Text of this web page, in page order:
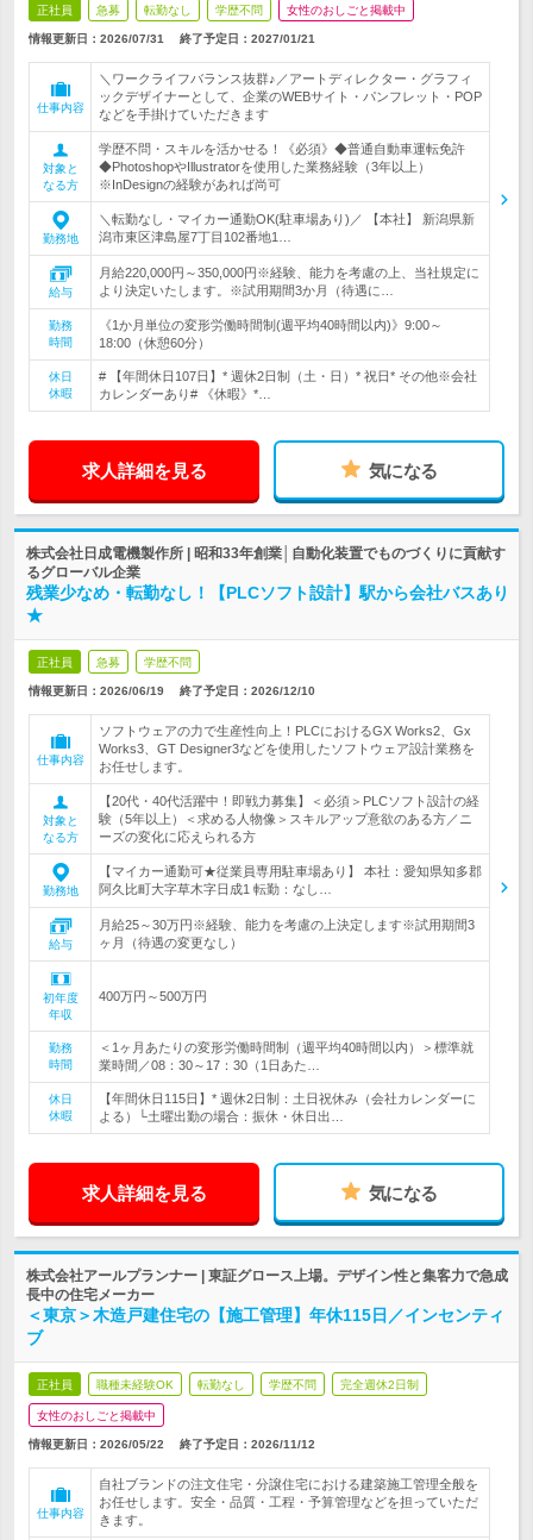
正社員 急募 転勤なし 学歴不問 女性のおしごと掲載中
情報更新日：2026/07/31 終了予定日： 2027/01/21
仕事内容
＼ワークライフバランス抜群♪／アートディレクター・グラフィ
ックデザイナーとして、企業のWEBサイト・パンフレット・POP
などを手掛けていただきます
対象と
なる方
学歴不問・スキルを活かせる！《必須》◆普通自動車運転免許
◆PhotoshopやIllustratorを使用した業務経験（3年以上）
※InDesignの経験があれば尚可
勤務地
＼転勤なし・マイカー通勤OK(駐車場あり)／ 【本社】 新潟県新
潟市東区津島屋7丁目102番地1…
給与
月給220,000円～350,000円※経験、能力を考慮の上、当社規定に
より決定いたします。※試用期間3か月（待遇に…
勤務
時間
《1か月単位の変形労働時間制(週平均40時間以内)》9:00～
18:00（休憩60分）
休日
休暇
# 【年間休日107日】* 週休2日制（土・日）* 祝日* その他※会社
カレンダーあり# 《休暇》*…
求人詳細を見る 気になる
株式会社日成電機製作所 | 昭和33年創業│自動化装置でものづくりに貢献す
るグローバル企業
残業少なめ・転勤なし！【PLCソフト設計】駅から会社バスあり
★
正社員 急募 学歴不問
情報更新日：2026/06/19 終了予定日： 2026/12/10
仕事内容
ソフトウェアの力で生産性向上！PLCにおけるGX Works2、Gx
Works3、GT Designer3などを使用したソフトウェア設計業務を
お任せします。
対象と
なる方
【20代・40代活躍中！即戦力募集】＜必須＞PLCソフト設計の経
験（5年以上）＜求める人物像＞スキルアップ意欲のある方／ニ
ーズの変化に応えられる方
勤務地
【マイカー通勤可★従業員専用駐車場あり】 本社：愛知県知多郡
阿久比町大字草木字日成1 転勤：なし…
給与
月給25～30万円※経験、能力を考慮の上決定します※試用期間3
ヶ月（待遇の変更なし）
初年度
年収
400万円～500万円
勤務
時間
＜1ヶ月あたりの変形労働時間制（週平均40時間以内）＞標準就
業時間／08：30～17：30（1日あた…
休日
休暇
【年間休日115日】* 週休2日制：土日祝休み（会社カレンダーに
よる）└土曜出勤の場合：振休・休日出…
求人詳細を見る 気になる
株式会社アールプランナー | 東証グロース上場。デザイン性と集客力で急成
長中の住宅メーカー
＜東京＞木造戸建住宅の【施工管理】年休115日／インセンティ
ブ
正社員 職種未経験OK 転勤なし 学歴不問 完全週休2日制
女性のおしごと掲載中
情報更新日：2026/05/22 終了予定日： 2026/11/12
仕事内容
自社ブランドの注文住宅・分譲住宅における建築施工管理全般を
お任せします。安全・品質・工程・予算管理などを担っていただ
きます。